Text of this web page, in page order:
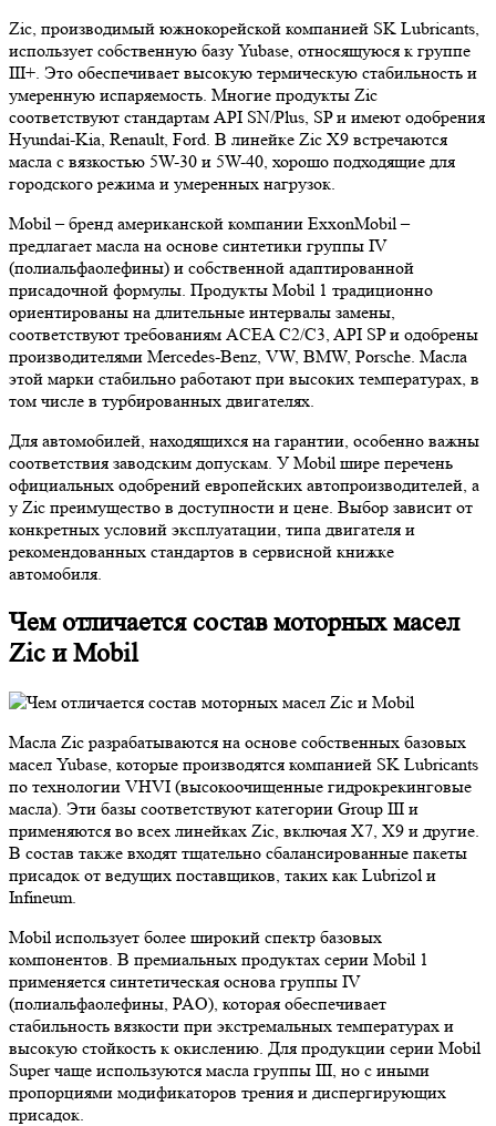
Zic, производимый южнокорейской компанией SK Lubricants,
использует собственную базу Yubase, относящуюся к группе
III+. Это обеспечивает высокую термическую стабильность и
умеренную испаряемость. Многие продукты Zic
соответствуют стандартам API SN/Plus, SP и имеют одобрения
Hyundai-Kia, Renault, Ford. В линейке Zic X9 встречаются
масла с вязкостью 5W-30 и 5W-40, хорошо подходящие для
городского режима и умеренных нагрузок.
Mobil – бренд американской компании ExxonMobil –
предлагает масла на основе синтетики группы IV
(полиальфаолефины) и собственной адаптированной
присадочной формулы. Продукты Mobil 1 традиционно
ориентированы на длительные интервалы замены,
соответствуют требованиям ACEA C2/C3, API SP и одобрены
производителями Mercedes-Benz, VW, BMW, Porsche. Масла
этой марки стабильно работают при высоких температурах, в
том числе в турбированных двигателях.
Для автомобилей, находящихся на гарантии, особенно важны
соответствия заводским допускам. У Mobil шире перечень
официальных одобрений европейских автопроизводителей, а
у Zic преимущество в доступности и цене. Выбор зависит от
конкретных условий эксплуатации, типа двигателя и
рекомендованных стандартов в сервисной книжке
автомобиля.
Чем отличается состав моторных масел
Zic и Mobil
Масла Zic разрабатываются на основе собственных базовых
масел Yubase, которые производятся компанией SK Lubricants
по технологии VHVI (высокоочищенные гидрокрекинговые
масла). Эти базы соответствуют категории Group III и
применяются во всех линейках Zic, включая X7, X9 и другие.
В состав также входят тщательно сбалансированные пакеты
присадок от ведущих поставщиков, таких как Lubrizol и
Infineum.
Mobil использует более широкий спектр базовых
компонентов. В премиальных продуктах серии Mobil 1
применяется синтетическая основа группы IV
(полиальфаолефины, PAO), которая обеспечивает
стабильность вязкости при экстремальных температурах и
высокую стойкость к окислению. Для продукции серии Mobil
Super чаще используются масла группы III, но с иными
пропорциями модификаторов трения и диспергирующих
присадок.